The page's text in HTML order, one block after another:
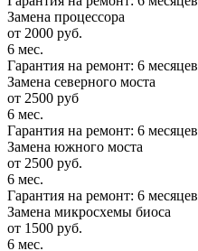
Замена процессора
от 2000 руб.
6 мес.
Гарантия на ремонт: 6 месяцев
Замена северного моста
от 2500 руб
6 мес.
Гарантия на ремонт: 6 месяцев
Замена южного моста
от 2500 руб.
6 мес.
Гарантия на ремонт: 6 месяцев
Замена микросхемы биоса
от 1500 руб.
6 мес.